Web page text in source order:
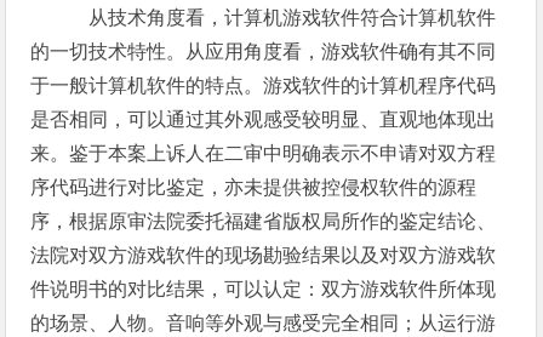
从技术角度看，计算机游戏软件符合计算机软件
的一切技术特性。从应用角度看，游戏软件确有其不同
于一般计算机软件的特点。游戏软件的计算机程序代码
是否相同，可以通过其外观感受较明显、直观地体现出
来。鉴于本案上诉人在二审中明确表示不申请对双方程
序代码进行对比鉴定，亦未提供被控侵权软件的源程
序，根据原审法院委托福建省版权局所作的鉴定结论、
法院对双方游戏软件的现场勘验结果以及对双方游戏软
件说明书的对比结果，可以认定：双方游戏软件所体现
的场景、人物。音响等外观与感受完全相同；从运行游